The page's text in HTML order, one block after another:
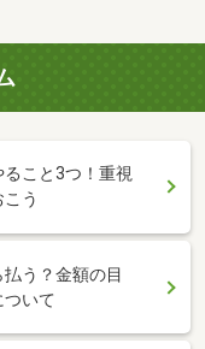
こと3つ！重視
う
う？金額の目
いて